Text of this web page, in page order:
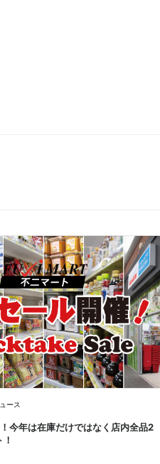
ース
！今年は在庫だけではなく店内全品2